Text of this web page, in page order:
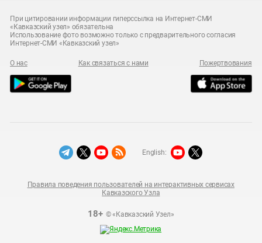
При цитировании информации гиперссылка на Интернет-СМИ
«Кавказский узел» обязательна
Использование фото возможно только с предварительного согласия
Интернет-СМИ «Кавказский узел»
О нас Как связаться с нами Пожертвования
18+© «Кавказский Узел»
Правила поведения пользователей на интерактивных сервисах
Кавказского Узла
English: